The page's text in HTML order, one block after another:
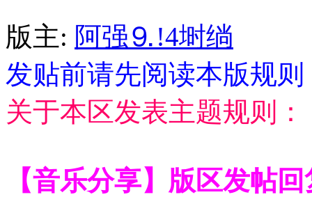
版主: 阿强⒐!4埘绱
发贴前请先阅读本版规则
关于本区发表主题规则：
【音乐分享】版区发帖